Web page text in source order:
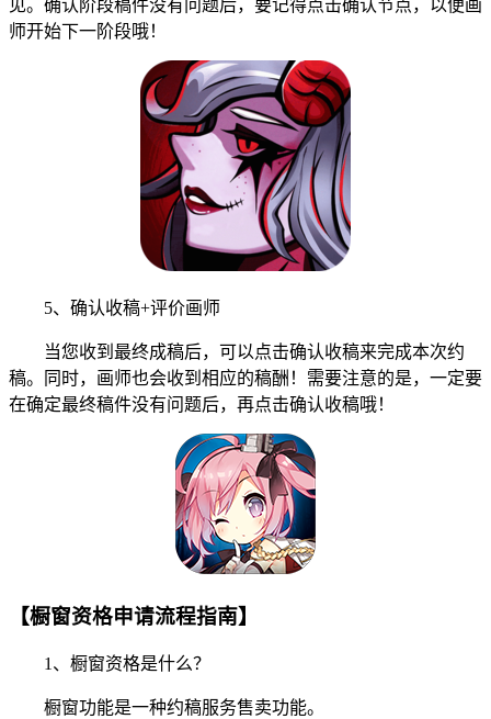
见。确认阶段稿件没有问题后，要记得点击确认节点，以便画
师开始下一阶段哦！
5、确认收稿+评价画师
当您收到最终成稿后，可以点击确认收稿来完成本次约
稿。同时，画师也会收到相应的稿酬！需要注意的是，一定要
在确定最终稿件没有问题后，再点击确认收稿哦！
【橱窗资格申请流程指南】
1、橱窗资格是什么？
橱窗功能是一种约稿服务售卖功能。